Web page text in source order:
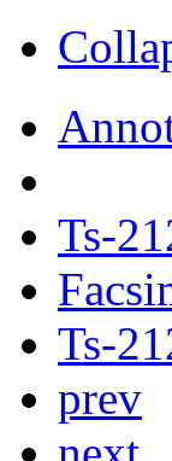
Ts-
Ts-
prev